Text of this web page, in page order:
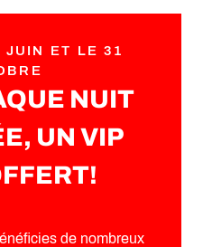
JUIN ET LE 31
NUIT
UN VIP
de nombreux